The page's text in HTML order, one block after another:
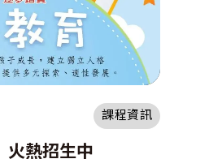
課程資訊
火熱招生中